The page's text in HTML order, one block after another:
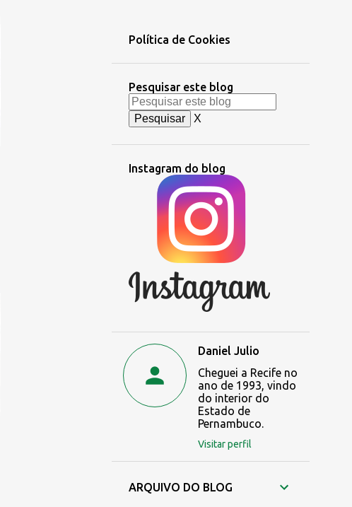
Política de Cookies
Pesquisar este blog
X
Instagram do blog
Daniel Julio
Cheguei a Recife no
ano de 1993, vindo
do interior do
Estado de
Pernambuco.
Visitar perfil
ARQUIVO DO BLOG